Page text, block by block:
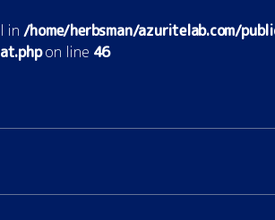
in /home/herbsman/azuritelab.com/
on line 46